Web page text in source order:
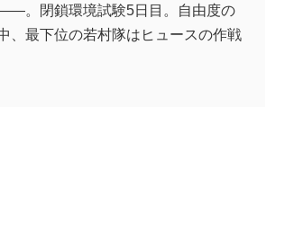
。閉鎖環境試験5日目。自由度の
、最下位の若村隊はヒュースの作戦